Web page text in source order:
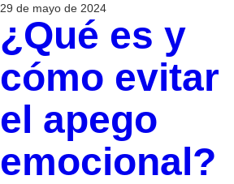
29 de mayo de 2024
¿Qué es y
cómo evitar
el apego
emocional?